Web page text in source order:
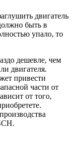
двигатель
быть в
упало, то
дешевле, чем
двигателя.
привести
части от
от того,